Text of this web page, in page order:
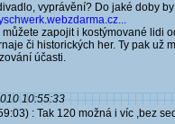
vyprávění? Do jaké doby
můžete zapojit i kostýmované lidi
či historických her. Ty pak už
účasti.
10:55:33
: Tak 120 možná i víc ,bez